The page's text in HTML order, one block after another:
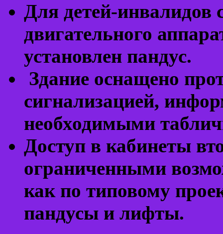
Для детей-инвалидов
двигательного
установлен пандус.
Здание оснащено
сигнализацией,
необходимыми
Доступ в кабинеты
ограниченными
как по типовому
пандусы и лифты.